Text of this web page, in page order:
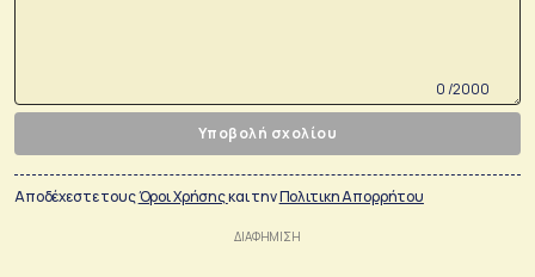
0 /2000
Υποβολή σχολίου
Αποδέχεστε τουςΌροι Χρήσηςκαι τηνΠολιτικη Απορρήτου